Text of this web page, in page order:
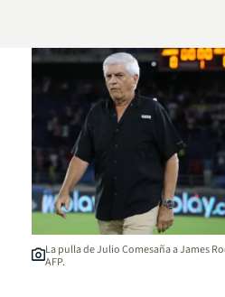
La pulla de Julio Comesaña a James
AFP.